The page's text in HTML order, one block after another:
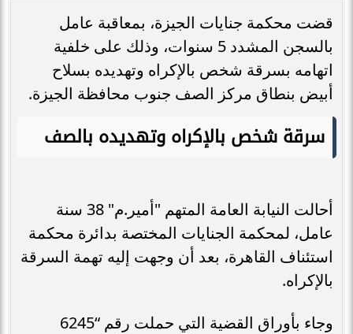
قضت محكمة جنايات الجيزة، بمعاقبة عامل
بالسجن المشدد 5 سنوات، وذلك على خلفية
اتهامه بسرقة شخص بالإكراه وتهديده بسلاح
أبيض بنطاق مركز الصف جنوب محافظة الجيزة.
سرقة شخص بالإكراه وتهديده بالصف
أحالت النيابة العامة المتهم "أمير.م" 38 سنة
عامل، لمحكمة الجنايات المختصة بدائرة محكمة
استئناف القاهرة، بعد أن وجهت إليه تهمة السرقة
بالإكراه.
وجاء بأوراق القضية التي حملت رقم “6245